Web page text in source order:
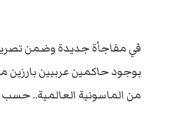
في مفاجأة جديدة وضمن
بوجود حاكمين عربيين بارزين
من الماسونية العالمية..